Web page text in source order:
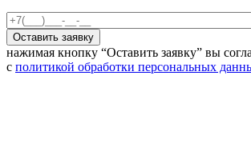
нажимая кнопку “Оставить заявку” вы
с политикой обработки персональных